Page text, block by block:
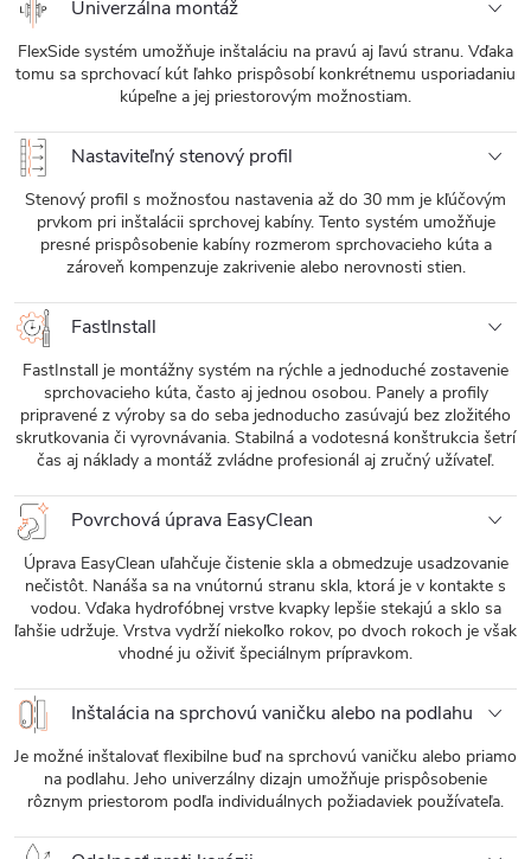
Univerzálna montáž
FlexSide systém umožňuje inštaláciu na pravú aj ľavú stranu. Vďaka
tomu sa sprchovací kút ľahko prispôsobí konkrétnemu usporiadaniu
kúpeľne a jej priestorovým možnostiam.
Nastaviteľný stenový profil
Stenový profil s možnosťou nastavenia až do 30 mm je kľúčovým
prvkom pri inštalácii sprchovej kabíny. Tento systém umožňuje
presné prispôsobenie kabíny rozmerom sprchovacieho kúta a
zároveň kompenzuje zakrivenie alebo nerovnosti stien.
FastInstall
FastInstall je montážny systém na rýchle a jednoduché zostavenie
sprchovacieho kúta, často aj jednou osobou. Panely a profily
pripravené z výroby sa do seba jednoducho zasúvajú bez zložitého
skrutkovania či vyrovnávania. Stabilná a vodotesná konštrukcia šetrí
čas aj náklady a montáž zvládne profesionál aj zručný užívateľ.
Povrchová úprava EasyClean
Úprava EasyClean uľahčuje čistenie skla a obmedzuje usadzovanie
nečistôt. Nanáša sa na vnútornú stranu skla, ktorá je v kontakte s
vodou. Vďaka hydrofóbnej vrstve kvapky lepšie stekajú a sklo sa
ľahšie udržuje. Vrstva vydrží niekoľko rokov, po dvoch rokoch je však
vhodné ju oživiť špeciálnym prípravkom.
Inštalácia na sprchovú vaničku alebo na podlahu
Je možné inštalovať flexibilne buď na sprchovú vaničku alebo priamo
na podlahu. Jeho univerzálny dizajn umožňuje prispôsobenie
rôznym priestorom podľa individuálnych požiadaviek používateľa.